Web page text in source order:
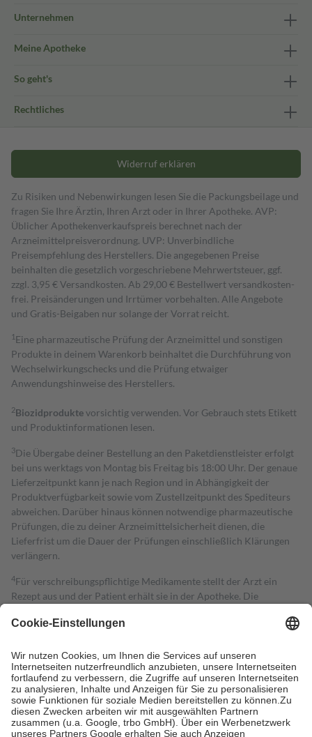
Unternehmen
Meine Apotheke
So geht's
Rechtliches
Widerruf erklären
Zu Risiken und Nebenwirkungen lesen Sie die Packungsbeilage und
fragen Sie Ihre Ärztin, Ihren Arzt oder in Ihrer Apotheke. AVP:
Üblicher Apothekenverkaufspreis berechnet nach der
Arzneimittelpreisverordnung. UVP: Unverbindliche
Preisempfehlung des Herstellers. Die angegebenen Preise
beinhalten die gesetzlich vorgeschriebene Mehrwertsteuer, ggf.
zzgl. 3,95 € Versandkosten. Ab 29,00 € Bestell­wert versand­kosten­
frei. Preisänderungen und Irrtümer vorbehalten. Alle Angebote
und Gratis-Beigaben nur solange der Vorrat reicht.
1 Eine pharmazeutische Prüfung der Arzneimittel und sonstigen
Produkte in deinem Warenkorb beinhaltet die Durchführung von
Wechselwirkungschecks und die Prüfung etwaiger
Anwendungshinweise des Herstellers.
2Biozidproduktevorsichtig verwenden. Vor Gebrauch stets Etikett
und Produktinformationen lesen.
3Die Übergabe deiner Bestellung an den Paketdienstleister erfolgt
bei uns werktags von Montag bis Freitag bis 18:00 Uhr. Der genaue
Lieferzeitpunkt kann je nach Region und in Abhängigkeit der
Produktverfügbarkeit sowie vom Zustellzeitpunkt des Spediteurs
abweichen. Darüber hinaus können notwendige pharmazeutische
Prüfungen, die zu deiner Arzneimittelsicherheit dienen, die
Lieferfrist um die Dauer der Prüfungen einschließlich Klärungen
verlängern.
4Für verschreibungspflichtige Medikamente stellt der Arzt ein
Rezept aus und der Patient erhält sie in der Apotheke. Die
Kosten dafür, der Versicherte trägt einen Teil davon als Zuzahlung
Grundsätzlich leisten Mitglieder Zuzahlungen in Höhe von zehn
Prozent des Abgabepreises,mindestensjedochfünf Euround
höchstens zehn Euro.Es sind jedoch nie mehr als die tatsächlichen
Kosten der Leistung zu entrichten.
Diese Regeln gelten grundsätzlich auch für Online-Apotheken.
Bei Heilmitteln und häuslicher Krankenpflege beträgt die